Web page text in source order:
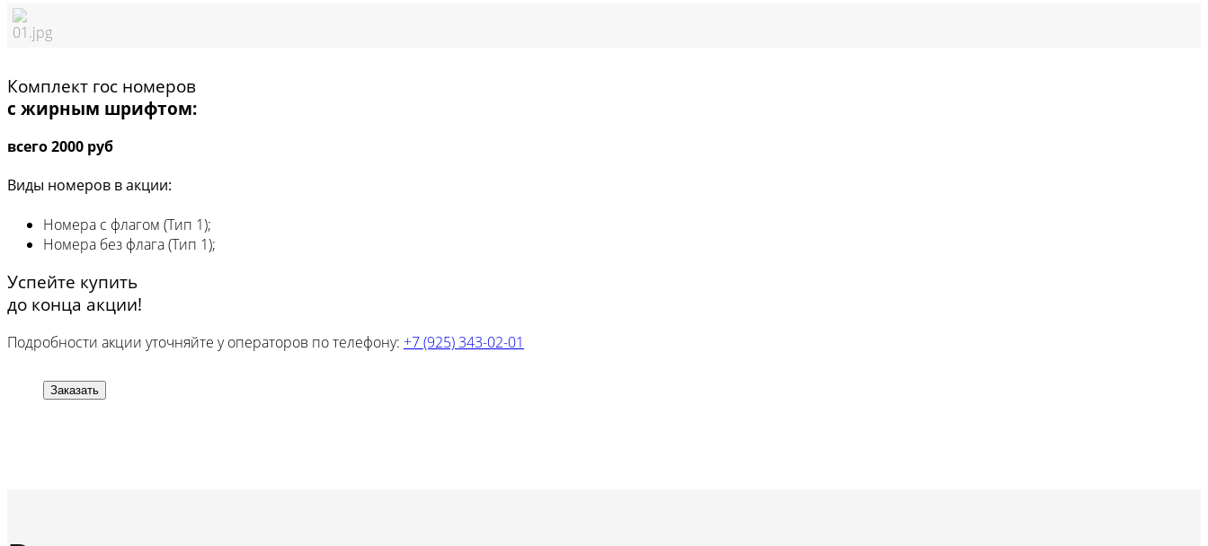
Комплект гос номеров
с жирным шрифтом:
всего 2000 руб
Виды номеров в акции:
Номера с флагом (Тип 1);
Номера без флага (Тип 1);
Успейте купить
до конца акции!
Подробности акции уточняйте у операторов по телефону: +7 (925) 343-02-01
Заказать